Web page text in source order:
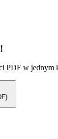
PDF w jednym